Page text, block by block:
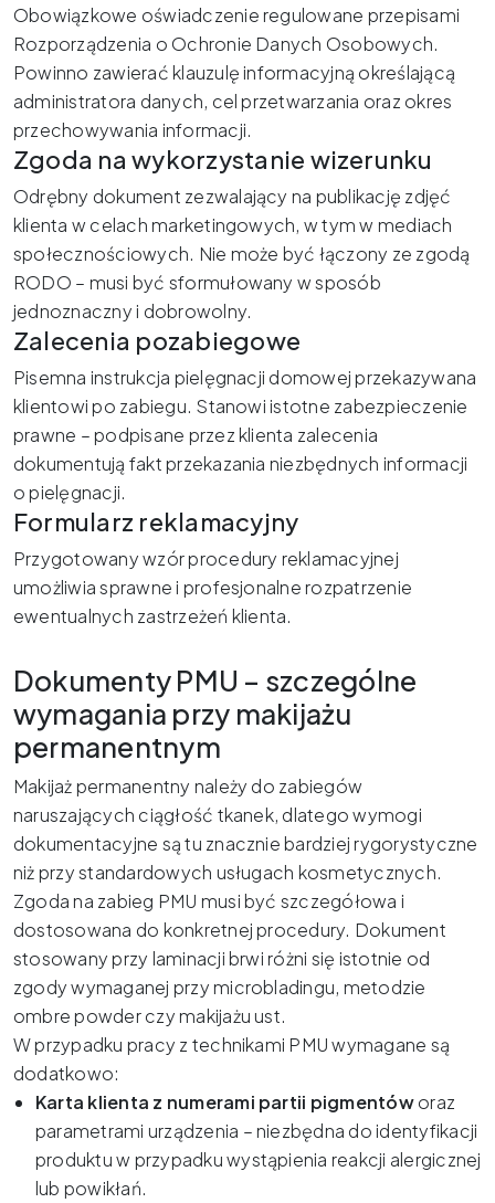
Obowiązkowe oświadczenie regulowane przepisami
Rozporządzenia o Ochronie Danych Osobowych.
Powinno zawierać klauzulę informacyjną określającą
administratora danych, cel przetwarzania oraz okres
przechowywania informacji.
Zgoda na wykorzystanie wizerunku
Odrębny dokument zezwalający na publikację zdjęć
klienta w celach marketingowych, w tym w mediach
społecznościowych. Nie może być łączony ze zgodą
RODO – musi być sformułowany w sposób
jednoznaczny i dobrowolny.
Zalecenia pozabiegowe
Pisemna instrukcja pielęgnacji domowej przekazywana
klientowi po zabiegu. Stanowi istotne zabezpieczenie
prawne – podpisane przez klienta zalecenia
dokumentują fakt przekazania niezbędnych informacji
o pielęgnacji.
Formularz reklamacyjny
Przygotowany wzór procedury reklamacyjnej
umożliwia sprawne i profesjonalne rozpatrzenie
ewentualnych zastrzeżeń klienta.
Dokumenty PMU – szczególne
wymagania przy makijażu
permanentnym
Makijaż permanentny należy do zabiegów
naruszających ciągłość tkanek, dlatego wymogi
dokumentacyjne są tu znacznie bardziej rygorystyczne
niż przy standardowych usługach kosmetycznych.
Zgoda na zabieg PMU musi być szczegółowa i
dostosowana do konkretnej procedury. Dokument
stosowany przy laminacji brwi różni się istotnie od
zgody wymaganej przy microbladingu, metodzie
ombre powder czy makijażu ust.
W przypadku pracy z technikami PMU wymagane są
dodatkowo:
Karta klienta z numerami partii pigmentóworaz
parametrami urządzenia – niezbędna do identyfikacji
produktu w przypadku wystąpienia reakcji alergicznej
lub powikłań.